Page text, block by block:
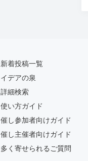
新着投稿一覧
イデアの泉
詳細検索
使い方ガイド
催し参加者向けガイド
催し主催者向けガイド
多く寄せられるご質問